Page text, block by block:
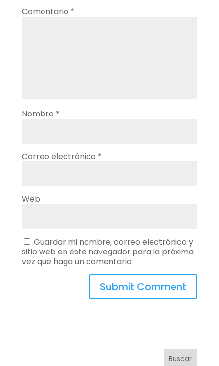
Comentario *
Nombre *
Correo electrónico *
Web
Guardar mi nombre, correo electrónico y
sitio web en este navegador para la próxima
vez que haga un comentario.
Buscar